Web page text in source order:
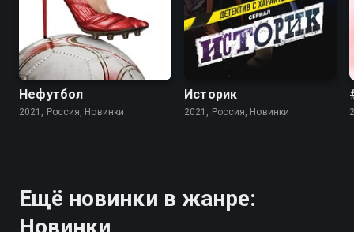
Нефутбол
2021, Россия, Новинки
Историк
2021, Россия, Новинки
Ещё новинки в жанре: